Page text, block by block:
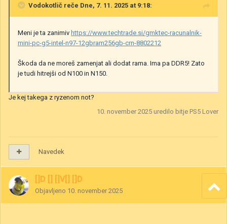
Vodokotlič reče Dne, 7. 11. 2025 at 9:18:
Meni je ta zanimiv https://www.techtrade.si/gmktec-racunalnik-
mini-pc-g5-intel-n97-12gbram256gb-crn-8802212
Škoda da ne moreš zamenjat ali dodat rama. Ima pa DDR5! Zato
je tudi hitrejši od N100 in N150.
Je kej takega z ryzenom not?
10. november 2025 uredilo bitje PS5 Lover
Navedek
[]D [] []V[] []D
Objavljeno 10. november 2025